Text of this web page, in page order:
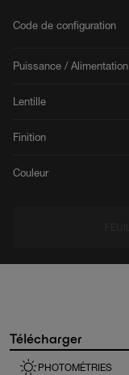
Code de configuration
Puissance / Alimentation
Lentille
Finition
Couleur
Télécharger
PHOTOMÉTRIES